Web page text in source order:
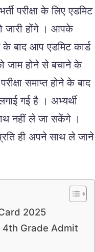
परीक्षा के लिए एडमिट
जारी होंगे । आपके
बाद आप एडमिट कार्ड
जाम होने से बचाने के
समाप्त होने के बाद
गई है । अभ्यर्थी
नहीं ले जा सकेंगे ।
ही अपने साथ ले जाने
2025
Grade Admit